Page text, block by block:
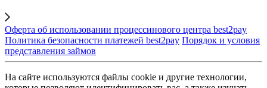
Оферта об использовании процессинового центра best2pay
Политика безопасности платежей best2pay Порядок и условия
представления займов
На сайте используются файлы cookie и другие технологии,